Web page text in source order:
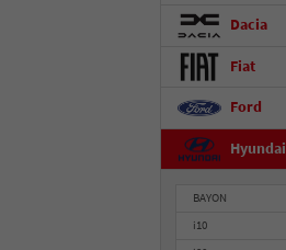
Dacia
Fiat
Ford
Hyundai
BAYON
i10